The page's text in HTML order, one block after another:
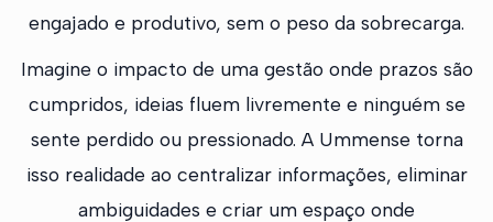
engajado e produtivo, sem o peso da sobrecarga.
Imagine o impacto de uma gestão onde prazos são
cumpridos, ideias fluem livremente e ninguém se
sente perdido ou pressionado. A Ummense torna
isso realidade ao centralizar informações, eliminar
ambiguidades e criar um espaço onde